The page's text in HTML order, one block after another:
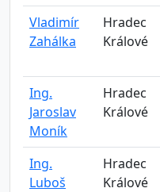
Vladimír
Zahálka
Hradec
Králové
Ing.
Jaroslav
Moník
Hradec
Králové
Ing.
Luboš
Hradec
Králové